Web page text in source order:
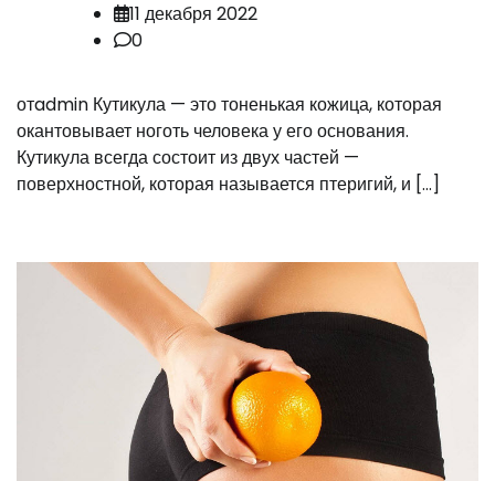
11 декабря 2022
0
отadmin Кутикула — это тоненькая кожица, которая
окантовывает ноготь человека у его основания.
Кутикула всегда состоит из двух частей —
поверхностной, которая называется птеригий, и […]